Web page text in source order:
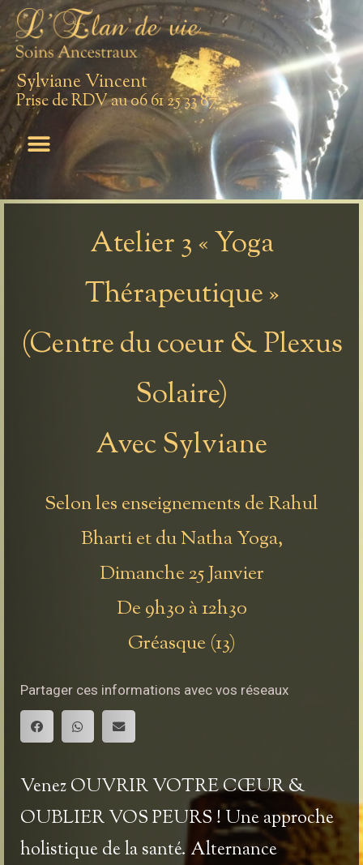
Sylviane Vincent
Prise de RDV au 06 61 25 33 87
Atelier 3 « Yoga
Thérapeutique »
(Centre du coeur & Plexus
Solaire)
Avec Sylviane
Selon les enseignements de Rahul
Bharti et du Natha Yoga,
Dimanche 25 Janvier
De 9h30 à 12h30
Gréasque (13)
Partager ces informations avec vos réseaux
VenezOUVRIR VOTRE CŒUR &
OUBLIER VOS PEURS ! Une approche
holistique de la santé. Alternance